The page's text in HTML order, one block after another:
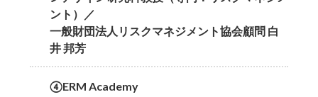
ント）／
一般財団法人リスクマネジメント協会顧問 白
井 邦芳
④ERM Academy